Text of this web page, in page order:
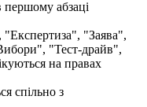
першому абзаці
"Заява",
"Тест-драйв",
на правах
спільно з